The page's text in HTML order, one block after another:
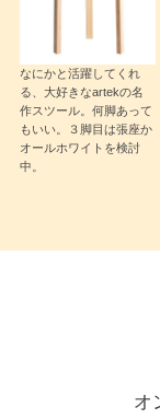
なにかと活躍してくれ
る、大好きなartekの名
作スツール。何脚あって
もいい。３脚目は張座か
オールホワイトを検討
中。
オ